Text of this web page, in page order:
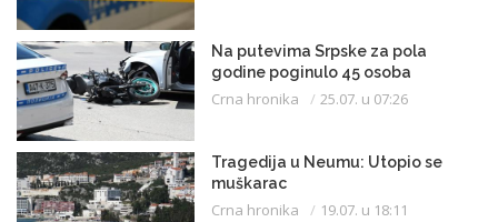
Na putevima Srpske za pola
godine poginulo 45 osoba
Crna hronika 25.07. u 07:26
Tragedija u Neumu: Utopio se
muškarac
Crna hronika 19.07. u 18:11